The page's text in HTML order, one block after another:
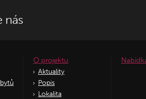
nás
O projektu
Aktuality
Popis
Lokalita